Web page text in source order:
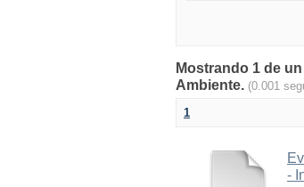
Mostrando 1 de
Ambiente. (0.001
1
-